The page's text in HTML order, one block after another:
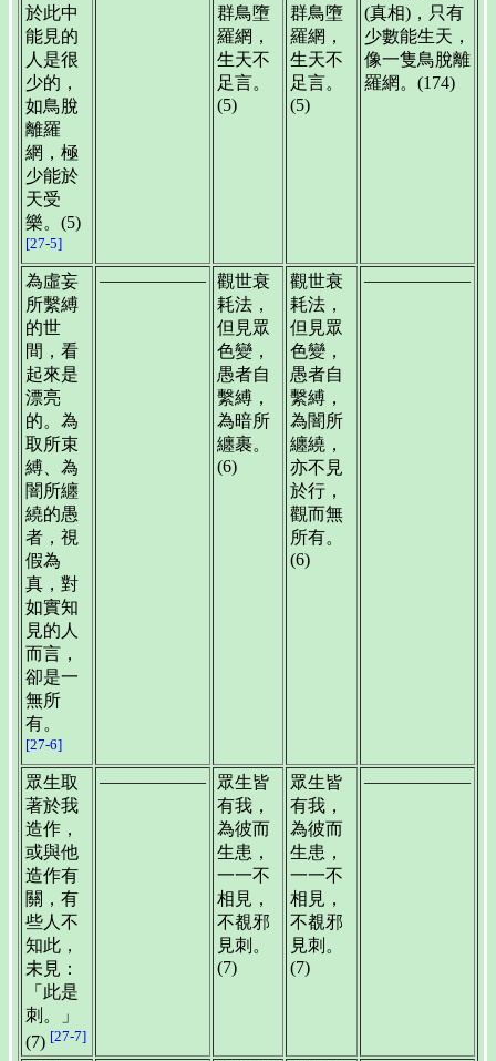
於此中
能見的
人是很
少的，
如鳥脫
離羅
網，極
少能於
天受
樂。(5)
[27-5]
群鳥墮
羅網，
生天不
足言。
(5)
群鳥墮
羅網，
生天不
足言。
(5)
(真相)，只有
少數能生天，
像一隻鳥脫離
羅網。(174)
為虛妄
所繫縛
的世
間，看
起來是
漂亮
的。為
取所束
縛、為
闇所纏
繞的愚
者，視
假為
真，對
如實知
見的人
而言，
卻是一
無所
有。
[27-6]
—————— 觀世衰
耗法，
但見眾
色變，
愚者自
繫縛，
為暗所
纏裹。
(6)
觀世衰
耗法，
但見眾
色變，
愚者自
繫縛，
為闇所
纏繞，
亦不見
於行，
觀而無
所有。
(6)
——————
眾生取
著於我
造作，
或與他
造作有
關，有
些人不
知此，
未見：
「此是
刺。」
(7) [27-7]
——————
眾生皆
有我，
為彼而
生患，
一一不
相見，
不覩邪
見刺。
(7)
眾生皆
有我，
為彼而
生患，
一一不
相見，
不覩邪
見刺。
(7)
——————